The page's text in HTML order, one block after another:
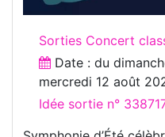
Sorties Concert
Date : du
mercredi 12 août
Idée sortie n°